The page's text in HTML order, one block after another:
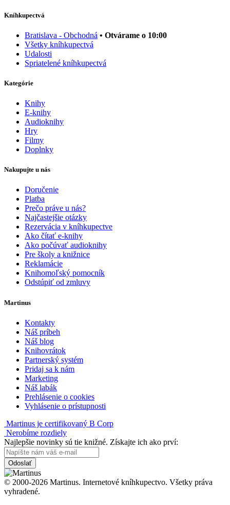
Kníhkupectvá
Bratislava - Obchodná • Otvárame o 10:00
Všetky kníhkupectvá
Udalosti
Spriatelené kníhkupectvá
Kategórie
Knihy
E-knihy
Audioknihy
Hry
Filmy
Doplnky
Nakupujte u nás
Doručenie
Platba
Prečo práve u nás?
Najčastejšie otázky
Rezervácia v kníhkupectve
Ako čítať e-knihy
Ako počúvať audioknihy
Pre školy a knižnice
Reklamácie
Knihomoľský pomocník
Odstúpiť od zmluvy
Martinus
Kontakty
Náš príbeh
Náš blog
Knihovrátok
Partnerský systém
Pridaj sa k nám
Marketing
Náš labák
Prehlásenie o cookies
Vyhlásenie o prístupnosti
Martinus je certifikovaný B Corp
Nerobíme rozdiely
Najlepšie novinky sú tie knižné. Získajte ich ako prví:
Odoslať
© 2000-2026 Martinus. Internetové kníhkupectvo. Všetky práva
vyhradené.